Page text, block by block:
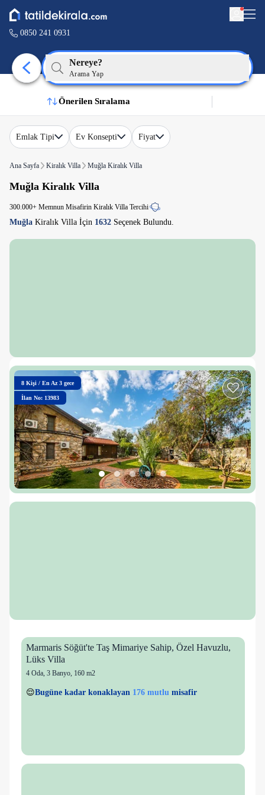
0850 241 0931
Nereye?
Arama Yap
Önerilen Sıralama
Emlak Tipi Ev Konsepti Fiyat
Ana Sayfa Kiralık Villa Muğla Kiralık Villa
Muğla Kiralık Villa
300.000+ Memnun Misafirin Kiralık Villa Tercihi
Muğla Kiralık Villa İçin 1632 Seçenek Bulundu.
8 Kişi / En Az 3 gece
İlan No: 13983
Marmaris Söğüt'te Taş Mimariye Sahip, Özel Havuzlu,
Lüks Villa
4 Oda, 3 Banyo, 160 m2
👀Son 1 saatte39 kişigörüntüledi